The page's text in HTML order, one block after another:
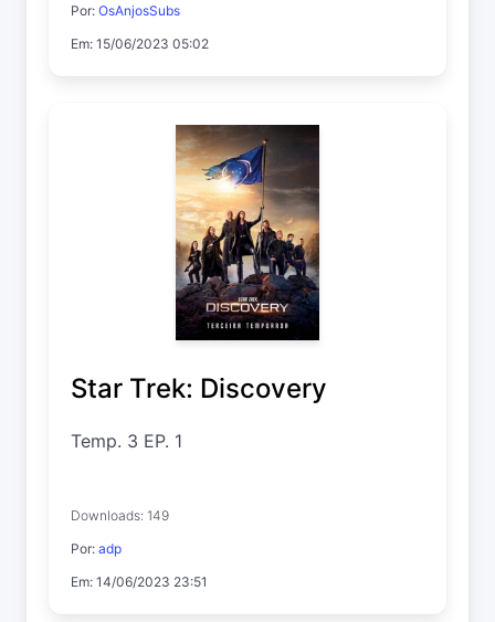
Por: OsAnjosSubs
Em: 15/06/2023 05:02
Star Trek: Discovery
Temp. 3 EP. 1
Downloads: 149
Por: adp
Em: 14/06/2023 23:51